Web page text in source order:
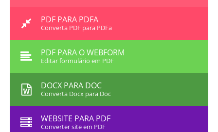
PDF PARA PDFA
Converta PDF para PDFa
PDF PARA O WEBFORM
Editar formulário em PDF
DOCX PARA DOC
Converta Docx para Doc
WEBSITE PARA PDF
Converter site em PDF